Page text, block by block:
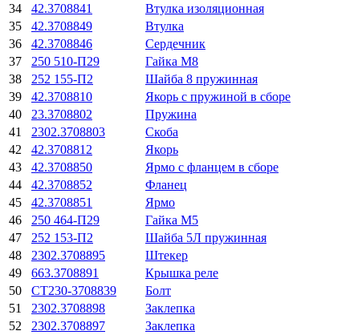
34
42.3708841 Втулка изоляционная
35
42.3708849 Втулка
36
42.3708846 Сердечник
37
250 510-П29 Гайка М8
38
252 155-П2 Шайба 8 пружинная
39
42.3708810 Якорь с пружиной в сборе
40
23.3708802 Пружина
41
2302.3708803 Скоба
42
42.3708812 Якорь
43
42.3708850 Ярмо с фланцем в сборе
44
42.3708852 Фланец
45
42.3708851 Ярмо
46
250 464-П29 Гайка М5
47
252 153-П2 Шайба 5Л пружинная
48
2302.3708895 Штекер
49
663.3708891 Крышка реле
50
СТ230-3708839 Болт
51
2302.3708898 Заклепка
52
2302.3708897 Заклепка